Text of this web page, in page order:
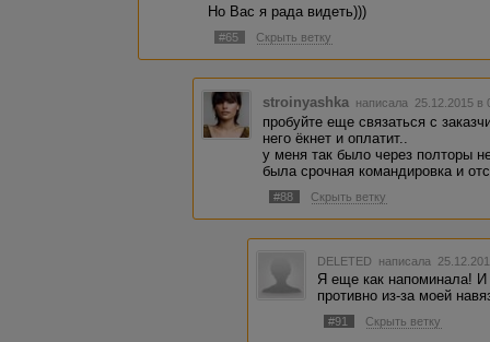
Но Вас я рада видеть)))
#65 Скрыть ветку
stroinyashka написала 25.12.2015
пробуйте еще связаться с
него ёкнет и оплатит..
у меня так было через полторы
была срочная командировка и
#88 Скрыть ветку
DELETED написала
Я еще как напоминала!
противно из-за моей
#91 Скрыть ветку